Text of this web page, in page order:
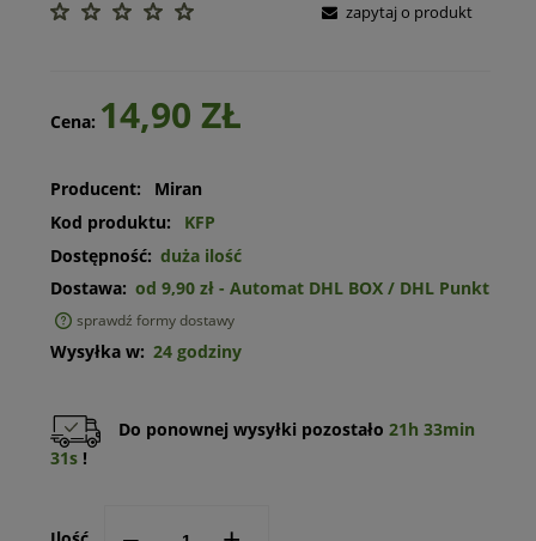
zapytaj o produkt
Cena: 14,90 ZŁ
Producent:
Miran
Kod produktu:
KFP
Dostępność: duża ilość
Dostawa: od 9,90 zł - Automat DHL BOX / DHL Punkt
sprawdź formy dostawy
Wysyłka w: 24 godziny
Do ponownej wysyłki pozostało 21h 33min
31s!